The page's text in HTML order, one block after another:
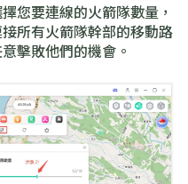
擇您要連線的火箭隊數量，
所有火箭隊幹部的移動路
擊敗他們的機會。